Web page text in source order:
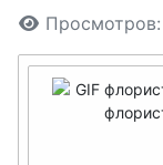
День
го спецназа
Просмотров: